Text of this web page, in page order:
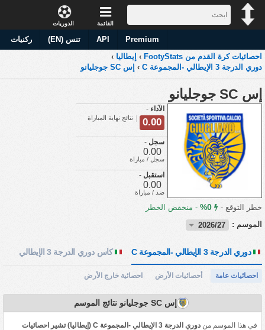
الدوريات القائمة
ركنيات تنس (EN) API
Premium
احصائيات كرة القدم من FootyStats
› إيطاليا ›
دوري الدرجة 3 الإيطالي -المجموعة C
› إس SC جوجليانو
إس SC جوجليانو
الآداء -
0.00 نتائج نهاية المباراة
سجل -
0.00
سجل / مباراة
استقبل -
0.00
ضد / مباراة
خطر التوقع - 0%
- منخفض الخطر
الموسم :
2026/27
دوري الدرجة 3 الإيطالي -المجموعة C كأس دوري الدرجة 3 الإيطالي
احصائيات عامة أحصائيات الأرض احصائية خارج الأرض
إس SC جوجليانو نتائج الموسم
في هذا الموسم من
دوري الدرجة 3 الإيطالي -المجموعة C (إيطاليا) تشير احصائيات